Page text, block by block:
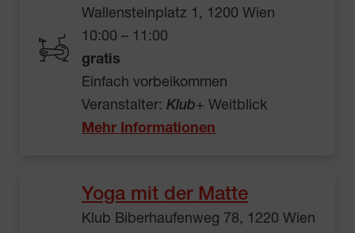
Wallensteinplatz 1, 1200 Wien
10:00 – 11:00
gratis
Einfach vorbeikommen
Veranstalter: Klub+ Weitblick
Mehr Informationen
Yoga mit der Matte
Klub Biberhaufenweg 78, 1220 Wien